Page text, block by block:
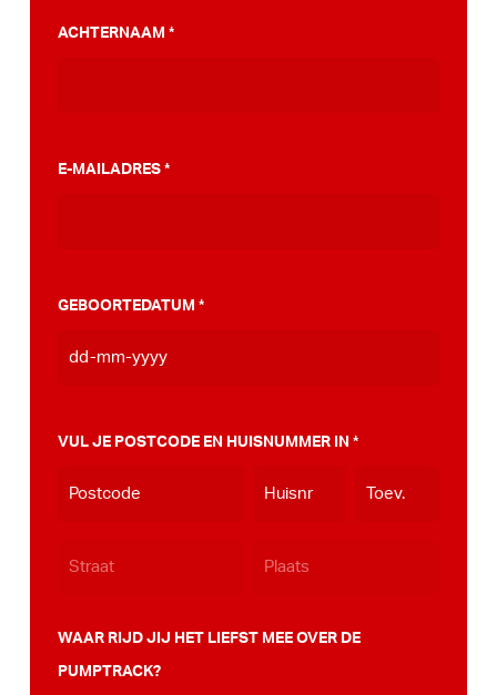
ACHTERNAAM *
E-MAILADRES *
GEBOORTEDATUM *
MM
JJJJ
VUL JE POSTCODE EN HUISNUMMER IN *
WAAR RIJD JIJ HET LIEFST MEE OVER DE
PUMPTRACK?